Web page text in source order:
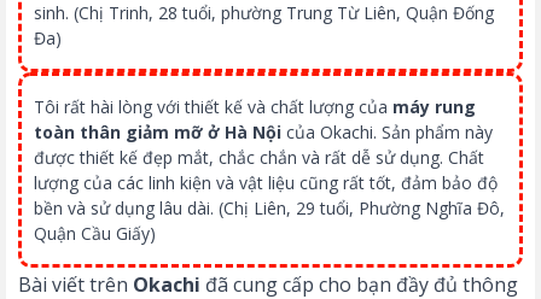
sinh. (Chị Trinh, 28 tuổi, phường Trung Từ Liên, Quận Đống
Đa)
Tôi rất hài lòng với thiết kế và chất lượng của máy rung
toàn thân giảm mỡ ở Hà Nội của Okachi. Sản phẩm này
được thiết kế đẹp mắt, chắc chắn và rất dễ sử dụng. Chất
lượng của các linh kiện và vật liệu cũng rất tốt, đảm bảo độ
bền và sử dụng lâu dài. (Chị Liên, 29 tuổi, Phường Nghĩa Đô,
Quận Cầu Giấy)
Bài viết trên Okachi đã cung cấp cho bạn đầy đủ thông